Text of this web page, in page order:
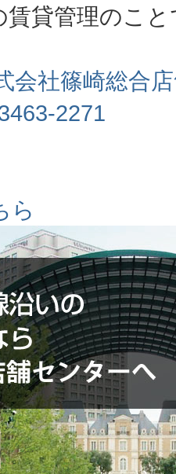
賃貸管理のこ
会社篠崎総合
2271
ら